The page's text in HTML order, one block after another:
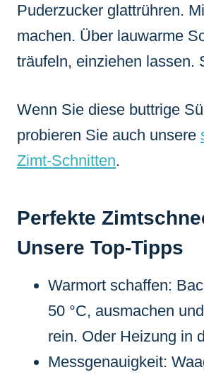
Puderzucker glattrühren.
machen. Über lauwarme
träufeln, einziehen lassen.
Wenn Sie diese buttrige
probieren Sie auch unsere
Zimt-Schnitten.
Perfekte
Unsere Top-Tipps
Warmort schaffen:
50 °C, ausmachen
rein. Oder Heizung in
Messgenauigkeit: